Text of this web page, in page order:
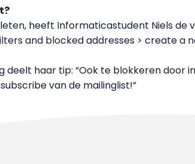
heeft Informaticastudent Niels de
and blocked addresses > create a
deelt haar tip: “Ook te blokkeren door
van de mailinglist!”